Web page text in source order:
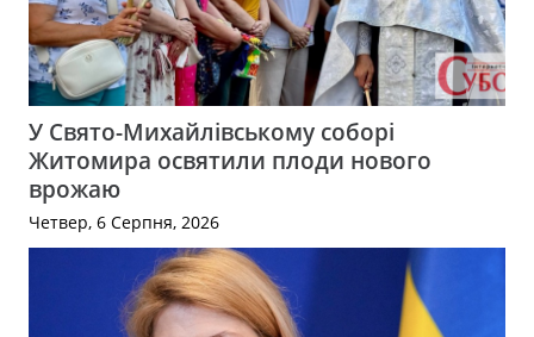
У Свято-Михайлівському соборі
Житомира освятили плоди нового
врожаю
Четвер, 6 Серпня, 2026